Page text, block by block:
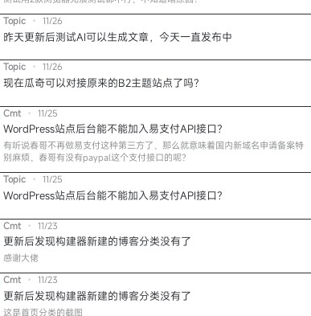
Topic
• 11/26
昨天更新后测试AI可以生成文章，今天一直发布中
Topic • 11/26
现在瓜奇可以对接原来的B2主题站点了吗？
Cmt • 11/25
WordPress站点后台能不能加入易支付API接口？
有听说春哥不再做易支付这种第三方了，那么就意味着国内新域名申请备案特
别麻烦，春哥有没有paypal这个支付接口的呢？
Topic
• 11/25
WordPress站点后台能不能加入易支付API接口？
Cmt • 11/23
更新后发现构建器新建的博客分类没有了
感谢大佬
Cmt
• 11/23
更新后发现构建器新建的博客分类没有了
这是首页分类的截图